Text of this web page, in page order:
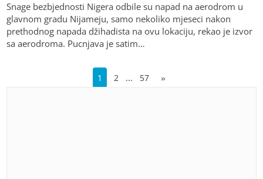
Snage bezbjednosti Nigera odbile su napad na aerodrom u
glavnom gradu Nijameju, samo nekoliko mjeseci nakon
prethodnog napada džihadista na ovu lokaciju, rekao je izvor
sa aerodroma. Pucnjava je satim…
1 2 … 57 »